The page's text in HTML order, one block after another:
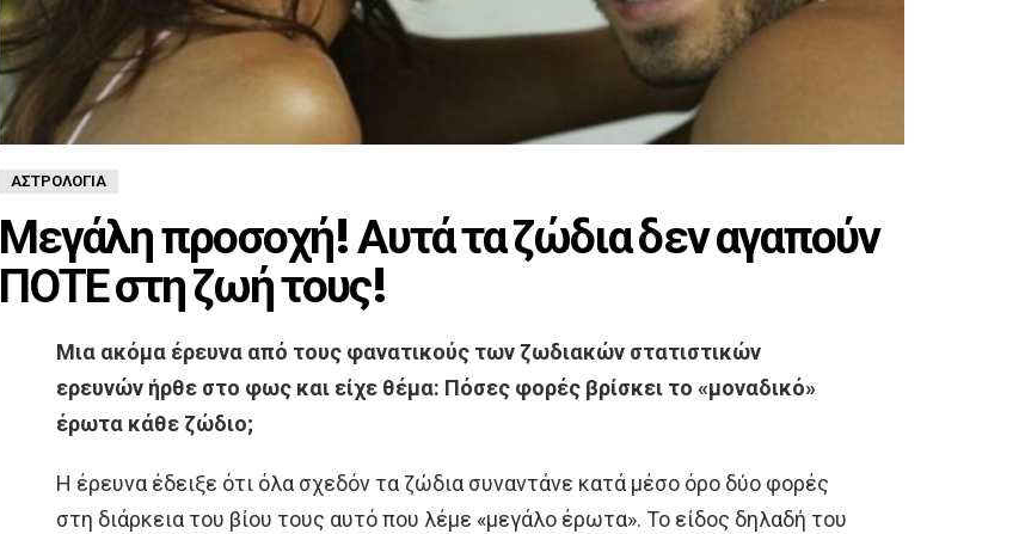
ΑΣΤΡΟΛΟΓΊΑ
Μεγάλη προσοχή! Αυτά τα ζώδια δεν αγαπούν
ΠΟΤΕ στη ζωή τους!
Μια ακόμα έρευνα από τους φανατικούς των ζωδιακών στατιστικών
ερευνών ήρθε στο φως και είχε θέμα: Πόσες φορές βρίσκει το «μοναδικό»
έρωτα κάθε ζώδιο;
Η έρευνα έδειξε ότι όλα σχεδόν τα ζώδια συναντάνε κατά μέσο όρο δύο φορές
στη διάρκεια του βίου τους αυτό που λέμε «μεγάλο έρωτα». Το είδος δηλαδή του